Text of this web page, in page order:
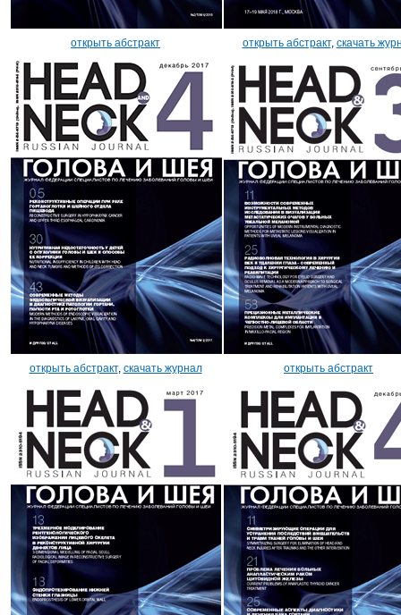
открыть абстракт открыть абстракт, скачать
открыть абстракт, скачать журнал открыть абстракт